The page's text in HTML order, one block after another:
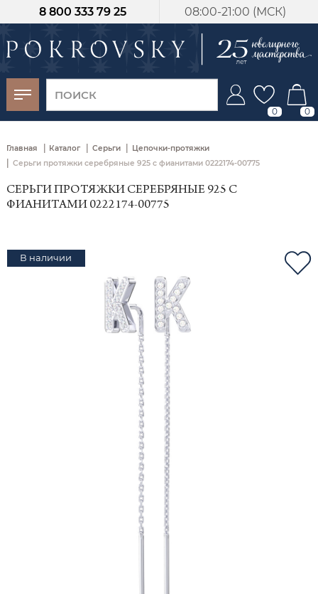
08:00-21:00 (МСК)
8 800 333 79 25
0 0
Главная | Каталог | Серьги | Цепочки-протяжки
| Серьги протяжки серебряные 925 с фианитами 0222174-00775
СЕРЬГИ ПРОТЯЖКИ СЕРЕБРЯНЫЕ 925 С
ФИАНИТАМИ 0222174-00775
В наличии
-30%
от 15 дней с
момента оплаты